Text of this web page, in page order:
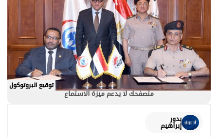
توقيع البروتوكول
متصفحك لا يدعم ميزة الاستماع
بدور
إبراهيم